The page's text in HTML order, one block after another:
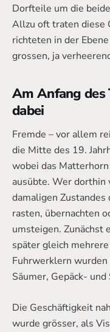
Dorfteile um die
Allzu oft traten diese
richteten in der
grossen, ja
Am Anfang des
dabei
Fremde – vor allem
die Mitte des 19.
wobei das
ausübte. Wer dorthin
damaligen
rasten, übernachten
umsteigen. Zunächst
später gleich
Fuhrwerklern
Säumer, Gepäck-
Die Geschäftigkeit
wurde grösser, als